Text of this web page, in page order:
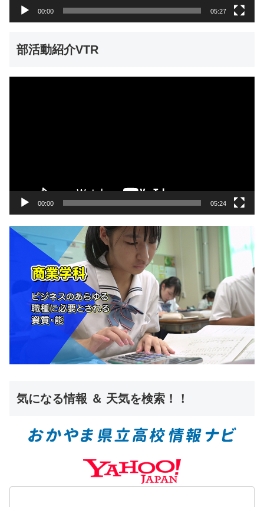
00:00 05:27
部活動紹介VTR
00:00 05:24
気になる情報 ＆ 天気を検索！！